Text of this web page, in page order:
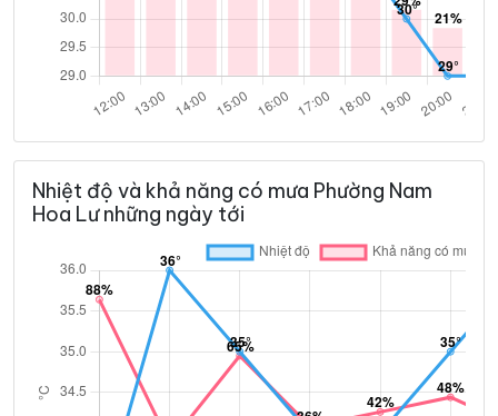
Nhiệt độ và khả năng có mưa Phường Nam
Hoa Lư những ngày tới